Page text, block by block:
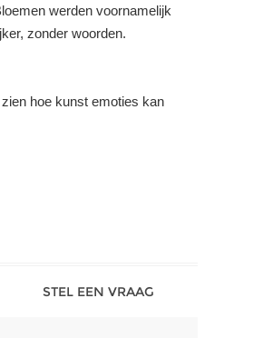
werden voornamelijk
zonder woorden.
hoe kunst emoties kan
STEL EEN VRAAG